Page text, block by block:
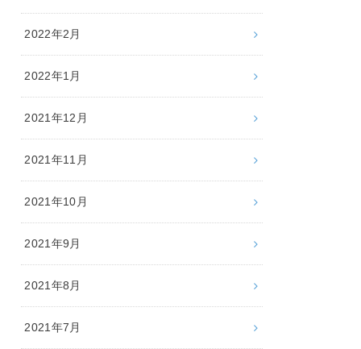
2022年2月
2022年1月
2021年12月
2021年11月
2021年10月
2021年9月
2021年8月
2021年7月